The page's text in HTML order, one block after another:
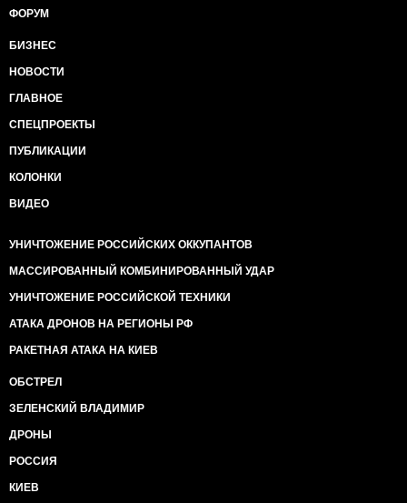
ФОРУМ
БИЗНЕС
НОВОСТИ
ГЛАВНОЕ
СПЕЦПРОЕКТЫ
ПУБЛИКАЦИИ
КОЛОНКИ
ВИДЕО
УНИЧТОЖЕНИЕ РОССИЙСКИХ ОККУПАНТОВ
МАССИРОВАННЫЙ КОМБИНИРОВАННЫЙ УДАР
УНИЧТОЖЕНИЕ РОССИЙСКОЙ ТЕХНИКИ
АТАКА ДРОНОВ НА РЕГИОНЫ РФ
РАКЕТНАЯ АТАКА НА КИЕВ
ОБСТРЕЛ
ЗЕЛЕНСКИЙ ВЛАДИМИР
ДРОНЫ
РОССИЯ
КИЕВ